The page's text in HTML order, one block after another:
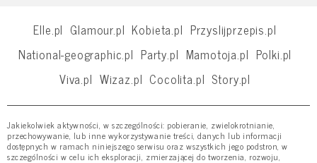
Elle.pl Glamour.pl Kobieta.pl Przyslijprzepis.pl
National-geographic.pl Party.pl Mamotoja.pl Polki.pl
Viva.pl Wizaz.pl Cocolita.pl Story.pl
Jakiekolwiek aktywności, w szczególności: pobieranie, zwielokrotnianie,
przechowywanie, lub inne wykorzystywanie treści, danych lub informacji
dostępnych w ramach niniejszego serwisu oraz wszystkich jego podstron, w
szczególności w celu ich eksploracji, zmierzającej do tworzenia, rozwoju,